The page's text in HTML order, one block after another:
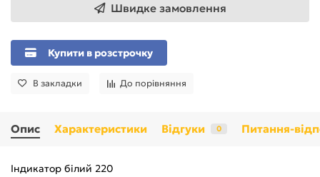
Швидке замовлення
Купити в розстрочку
В закладки До порівняння
Опис Характеристики Відгуки 0 Питання-
Індикатор білий 220